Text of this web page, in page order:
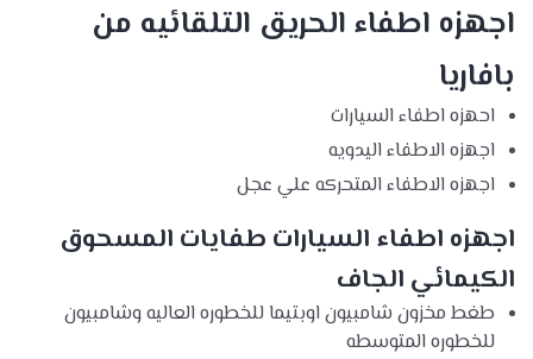
اجهزه اطفاء الحريق التلقائيه من
بافاريا
احهزه اطفاء السيارات
اجهزه الاطفاء اليدويه
اجهزه الاطفاء المتحركه علي عجل
اجهزه اطفاء السيارات طفايات المسحوق
الكيمائي الجاف
طغط مخزون شامبيون اوبتيما للخطوره العاليه وشامبيون
للخطوره المتوسطه